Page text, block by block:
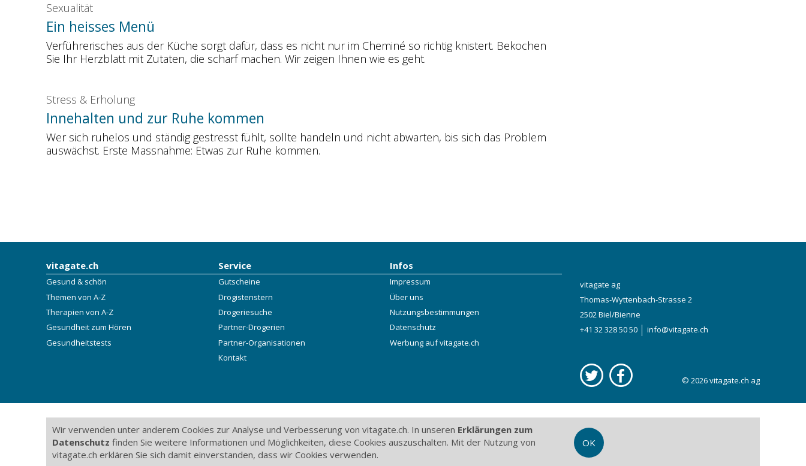
Sexualität
Ein heisses Menü
Verführerisches aus der Küche sorgt dafür, dass es nicht nur im Cheminé so richtig knistert. Bekochen
Sie Ihr Herzblatt mit Zutaten, die scharf machen. Wir zeigen Ihnen wie es geht.
Stress & Erholung
Innehalten und zur Ruhe kommen
Wer sich ruhelos und ständig gestresst fühlt, sollte handeln und nicht abwarten, bis sich das Problem
auswächst. Erste Massnahme: Etwas zur Ruhe kommen.
vitagate.ch
Gesund & schön
Themen von A-Z
Therapien von A-Z
Gesundheit zum Hören
Gesundheitstests
Service
Gutscheine
Drogistenstern
Drogeriesuche
Partner-Drogerien
Partner-Organisationen
Kontakt
Infos
Impressum
Über uns
Nutzungsbestimmungen
Datenschutz
Werbung auf vitagate.ch
vitagate ag
Thomas-Wyttenbach-Strasse 2
2502 Biel/Bienne
+41 32 328 50 50
info@vitagate.ch
© 2026vitagate.ch ag
Wir verwenden unter anderem Cookies zur Analyse und Verbesserung von vitagate.ch. In unseren Erklärungen zum
Datenschutz finden Sie weitere Informationen und Möglichkeiten, diese Cookies auszuschalten. Mit der Nutzung von
vitagate.ch erklären Sie sich damit einverstanden, dass wir Cookies verwenden.
OK